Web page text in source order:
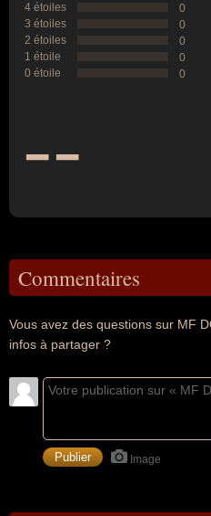
4 étoiles
0
3 étoiles
0
2 étoiles
0
1 étoile
0
0 étoile
0
--
Commentaires
Vous avez des questions sur MF
infos à partager ?
Image